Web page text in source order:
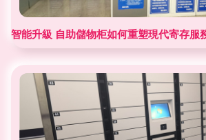
智能升級 自助儲物柜如何重塑現代寄存服